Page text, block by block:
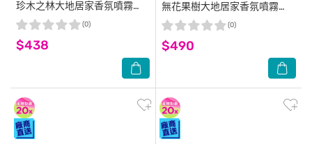
珍木之林大地居家香氛噴霧
(100ml)-期效202611-專櫃公司
貨
$438
(0)
無花果樹大地居家香氛噴霧
(100ml)-期效202612-專櫃公
司貨
$490
(0)